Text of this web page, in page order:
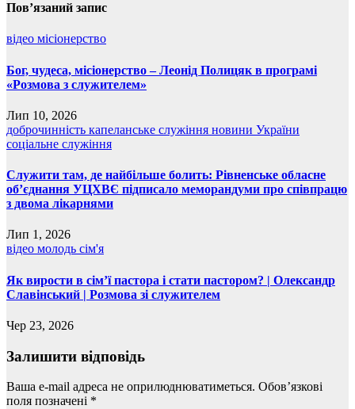
Пов’язаний запис
відео місіонерство
Бог, чудеса, місіонерство – Леонід Полицяк в програмі
«Розмова з служителем»
Лип 10, 2026
доброчинність капеланське служіння новини України
соціальне служіння
Служити там, де найбільше болить: Рівненське обласне
об’єднання УЦХВЄ підписало меморандуми про співпрацю
з двома лікарнями
Лип 1, 2026
відео молодь сім'я
Як вирости в сім’ї пастора і стати пастором? | Олександр
Славінський | Розмова зі служителем
Чер 23, 2026
Залишити відповідь
Ваша e-mail адреса не оприлюднюватиметься. Обов’язкові
поля позначені *